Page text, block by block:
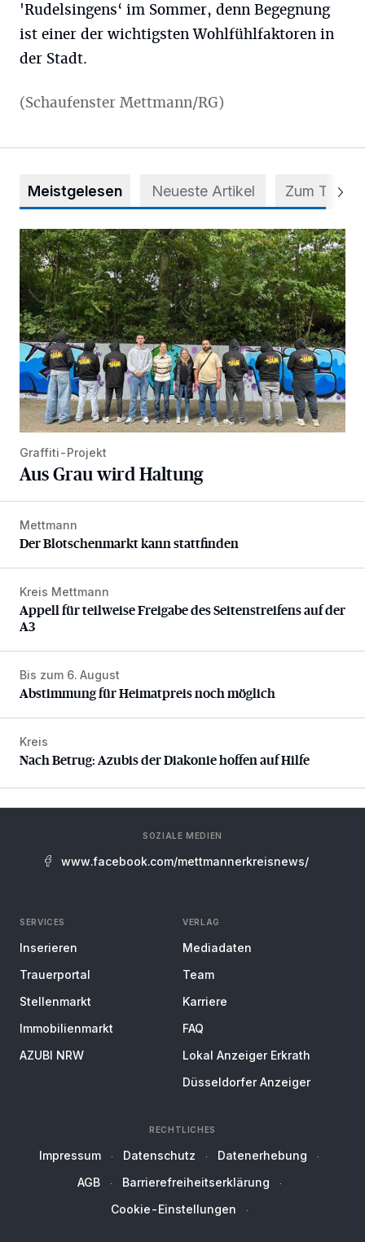
'Rudelsingens‘ im Sommer, denn Begegnung
ist einer der wichtigsten Wohlfühlfaktoren in
der Stadt.
(Schaufenster Mettmann/RG)
Meistgelesen Neueste Artikel Zum Thema
Aus Grau wird Haltung
Graffiti-Projekt
Aus Grau wird Haltung
Der Blotschenmarkt kann stattfinden
Mettmann
Der Blotschenmarkt kann stattfinden
Appell für teilweise Freigabe des Seitenstreifens auf der A3
Kreis Mettmann
Appell für teilweise Freigabe des Seitenstreifens auf der
A3
Abstimmung für Heimatpreis noch möglich
Bis zum 6. August
Abstimmung für Heimatpreis noch möglich
Nach Betrug: Azubis der Diakonie hoffen auf Hilfe
Kreis
Nach Betrug: Azubis der Diakonie hoffen auf Hilfe
SOZIALE MEDIEN
www.facebook.com/mettmannerkreisnews/
SERVICES
Inserieren
Trauerportal
Stellenmarkt
Immobilienmarkt
AZUBI NRW
VERLAG
Mediadaten
Team
Karriere
FAQ
Lokal Anzeiger Erkrath
Düsseldorfer Anzeiger
RECHTLICHES
Impressum Datenschutz
Datenerhebung
AGB
Barrierefreiheitserklärung
Cookie-Einstellungen